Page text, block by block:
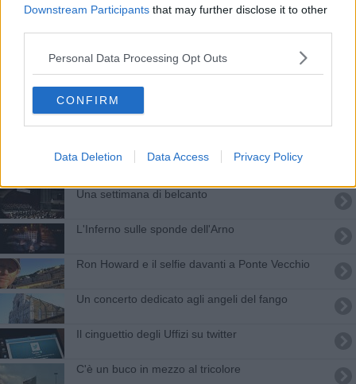
Downstream Participants that may further disclose it to other
Personal Data Processing Opt Outs
CONFIRM
Data Deletion Data Access Privacy Policy
Una via per Carlo Levi
"Dare asilo a chi fugge dalle guerre"
Il fascino rinascimentale di Skin
Il ritorno dei Medici sul red carpet
Inferno di gala al teatro dell'Opera
Una settimana di belcanto
L'Inferno sulle sponde dell'Arno
Ron Howard e il selfie davanti a Ponte Vecchio
Un concerto dedicato agli angeli del fango
Il cinguettio degli Uffizi su twitter
C'è un buco in mezzo al tricolore